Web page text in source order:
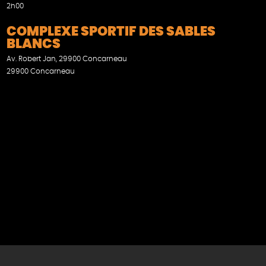
2h00
COMPLEXE SPORTIF DES SABLES
BLANCS
Av. Robert Jan, 29900 Concarneau
29900 Concarneau